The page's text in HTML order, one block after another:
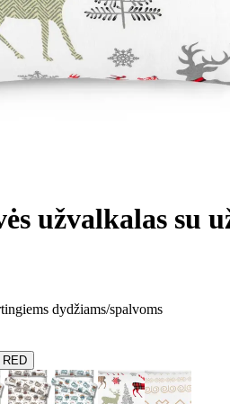
užvalkalas su
dydžiams/spalvoms
RED